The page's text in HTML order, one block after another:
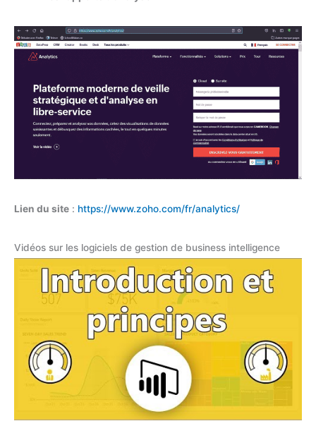
Lien du site : https://www.zoho.com/fr/analytics/
Vidéos sur les logiciels de gestion de business intelligence